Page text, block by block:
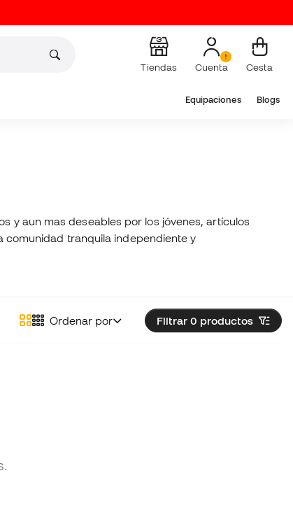
Tiendas Cuenta Cesta
Equipaciones Blogs
y aun mas deseables por los jóvenes, artículos
comunidad tranquila independiente y
Filtrar 0 productos
Ordenar por